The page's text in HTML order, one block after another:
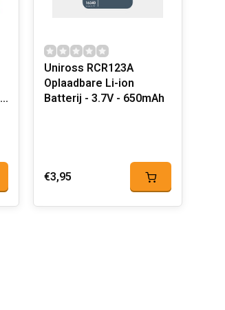
Uniross RCR123A
Oplaadbare Li-ion
Batterij - 3.7V - 650mAh
€3,95